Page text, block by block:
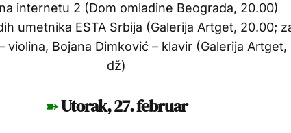
internetu 2 (Dom omladine Beograda, 20.00)
umetnika ESTA Srbija (Galerija Artget, 20.00;
violina, Bojana Dimković – klavir (Galerija Artget,
dž)
➽Utorak, 27. februar